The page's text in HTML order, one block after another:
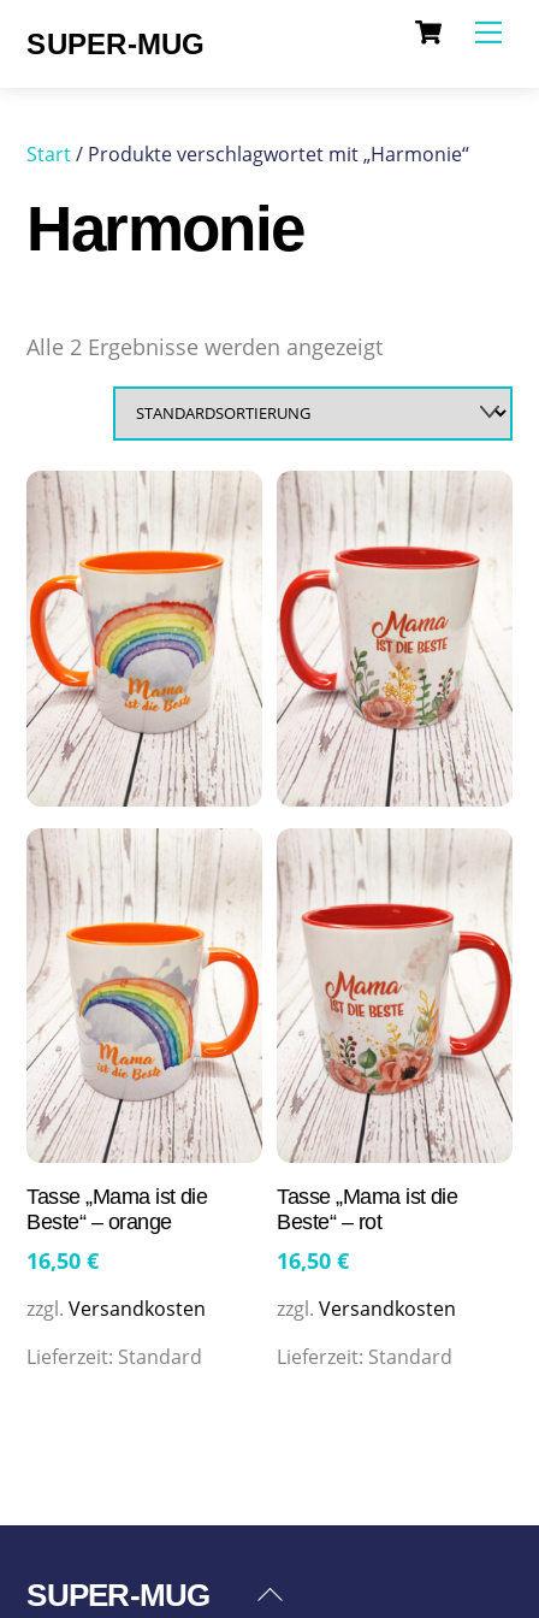
Cart
SUPER-MUG
Start/ Produkte verschlagwortet mit „Harmonie“
Harmonie
Alle 2 Ergebnisse werden angezeigt
Tasse „Mama ist die
Beste“ – orange
16,50€
zzgl.Versandkosten
Lieferzeit: Standard
Tasse „Mama ist die
Beste“ – rot
16,50€
zzgl.Versandkosten
Lieferzeit: Standard
Back
SUPER-MUG